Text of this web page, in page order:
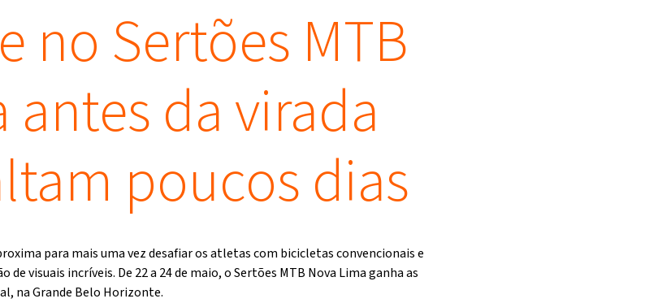
no Sertões MTB
antes da virada
poucos dias
para mais uma vez desafiar os atletas com bicicletas convencionais e
visuais incríveis. De 22 a 24 de maio, o Sertões MTB Nova Lima ganha as
na Grande Belo Horizonte.